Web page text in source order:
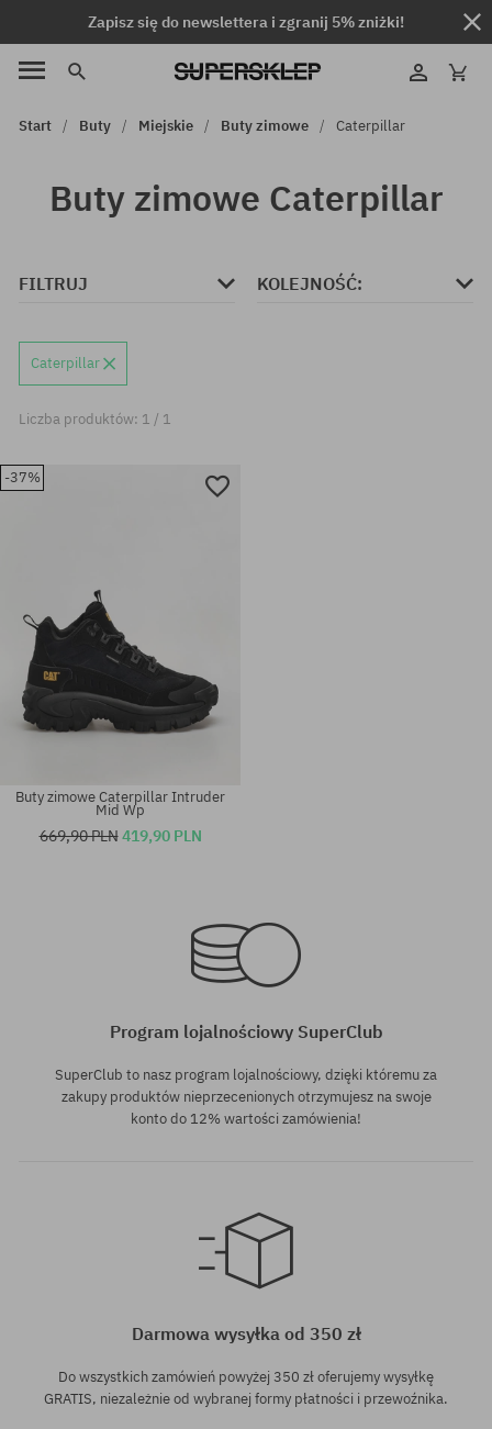
Zapisz się do newslettera i zgranij 5% zniżki!
Start Buty Miejskie Buty zimowe Caterpillar
Buty zimowe Caterpillar
FILTRUJ KOLEJNOŚĆ:
Caterpillar
Liczba produktów: 1 / 1
-37%
Buty zimowe Caterpillar Intruder
Mid Wp
669,90 PLN419,90 PLN
Program lojalnościowy SuperClub
SuperClub to nasz program lojalnościowy, dzięki któremu za
zakupy produktów nieprzecenionych otrzymujesz na swoje
konto do 12% wartości zamówienia!
Darmowa wysyłka od 350 zł
Do wszystkich zamówień powyżej 350 zł oferujemy wysyłkę
GRATIS, niezależnie od wybranej formy płatności i przewoźnika.